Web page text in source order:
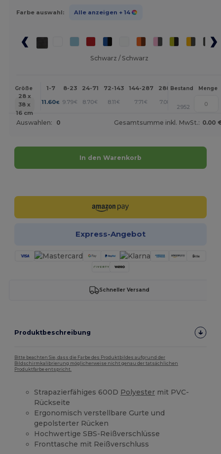
Farbe auswahl: Alle anzeigen + 14
Schwarz / Schwarz
Größe 1-7 8-23 24-71 72-143 144-287 288 + Mehr
Bestand Menge
28 x
38 x
16 cm
11.60€ 9.79€ 8.70€ 8.11€ 7.71 € 7.08 +
2952
Auswahlen: 0 Gesamtsumme inkl. MwSt.: 0.00
In den Warenkorb
Express-Angebot
Schneller Versand
Produktbeschreibung
Bitte beachten Sie, dass die Farbe des Produktbildes aufgrund der
Bildschirmkalibrierung möglicherweise nicht genau der tatsächlichen
Produktfarbe entspricht.
Strapazierfähiges 600D Polyester mit PVC-
Rückseite
Ergonomisch verstellbare Gurte und
gepolsterter Rücken
Hochwertige SBS-Reißverschlüsse
Fronttasche mit Reißverschluss